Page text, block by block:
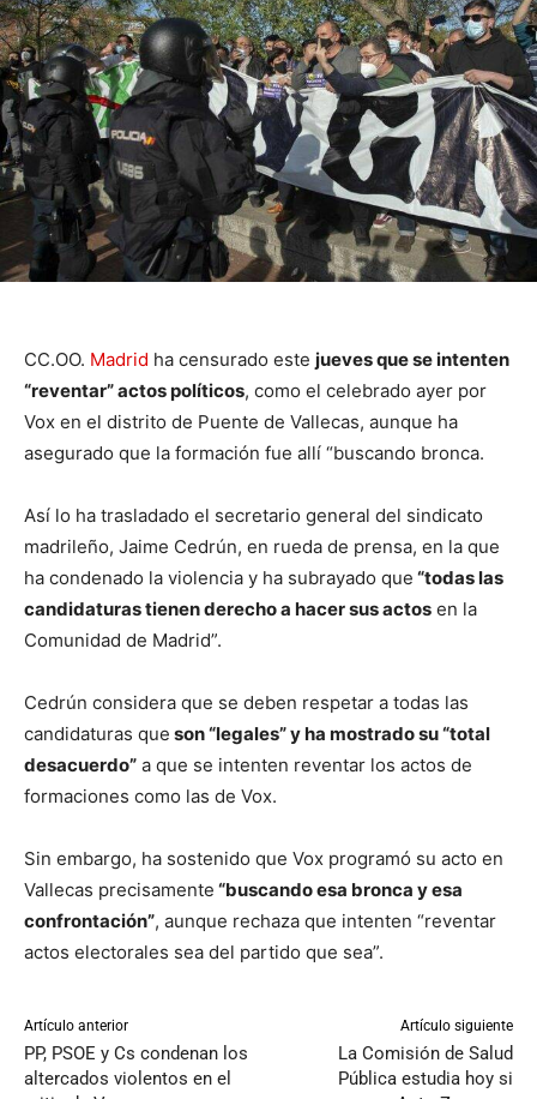
CC.OO. Madrid ha censurado este jueves que se intenten
“reventar” actos políticos, como el celebrado ayer por
Vox en el distrito de Puente de Vallecas, aunque ha
asegurado que la formación fue allí “buscando bronca.
Así lo ha trasladado el secretario general del sindicato
madrileño, Jaime Cedrún, en rueda de prensa, en la que
ha condenado la violencia y ha subrayado que “todas las
candidaturas tienen derecho a hacer sus actos en la
Comunidad de Madrid”.
Cedrún considera que se deben respetar a todas las
candidaturas que son “legales” y ha mostrado su “total
desacuerdo” a que se intenten reventar los actos de
formaciones como las de Vox.
Sin embargo, ha sostenido que Vox programó su acto en
Vallecas precisamente “buscando esa bronca y esa
confrontación”, aunque rechaza que intenten “reventar
actos electorales sea del partido que sea”.
Artículo anterior
PP, PSOE y Cs condenan los
altercados violentos en el
Artículo siguiente
La Comisión de Salud
Pública estudia hoy si